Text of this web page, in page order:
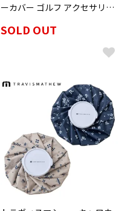
ーカバー ゴルフ アクセサリー
2026年春夏モデル日本正規品
SOLD OUT